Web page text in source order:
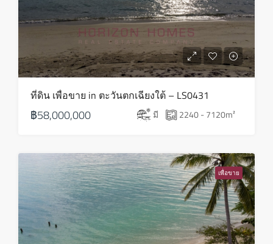
ศุกร์
21
ส.ค.
เสาร์
ส.ค.
อาทิตย์
23
ส.ค.
ที่ดิน เพื่อขาย in ตะวันตกเฉียงใต้ – LS0431
฿58,000,000 มี 2240 - 7120m²
เพื่อขาย